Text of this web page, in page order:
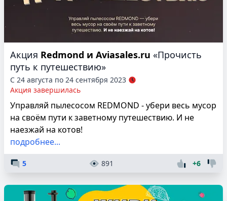
Акция Redmond и Aviasales.ru «Прочисть
путь к путешествию»
С 24 августа по 24 сентября 2023
Акция завершилась
Управляй пылесосом REDMOND - убери весь мусор
на своём пути к заветному путешествию. И не
наезжай на котов!
подробнее...
5 891 +6